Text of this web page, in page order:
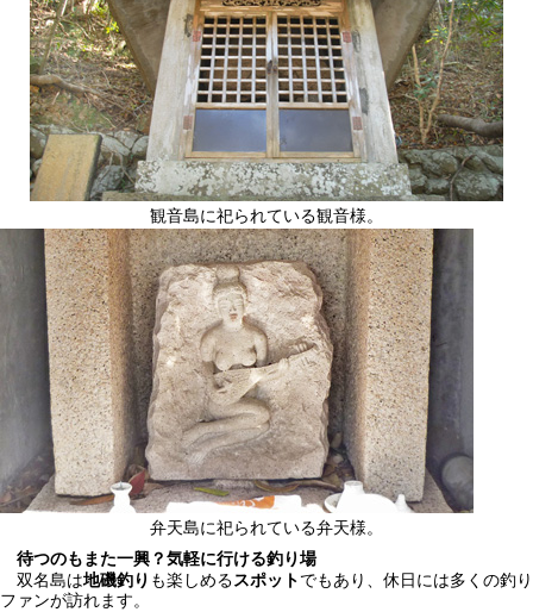
観音島に祀られている観音様。
弁天島に祀られている弁天様。
待つのもまた一興？気軽に行ける釣り場
双名島は地磯釣り も楽しめるスポット でもあり、休日には多くの釣り
ファンが訪れます。